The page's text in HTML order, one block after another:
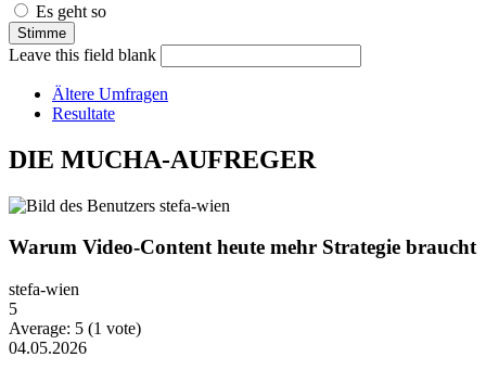
Es geht so
Leave this field blank
Ältere Umfragen
Resultate
DIE MUCHA-AUFREGER
Warum Video-Content heute mehr Strategie braucht
stefa-wien
5
Average: 5 (1 vote)
04.05.2026